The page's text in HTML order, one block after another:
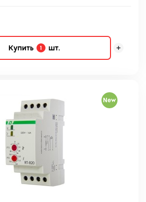
Купить 1 шт.
New